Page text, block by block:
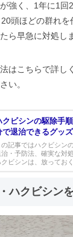
強く、1年に1回
頭ほどの群れを
ら早急に対処し
はこちらで詳し
い。
クビシンの駆除手
で退治できるグッ
の記事ではハクビシン
治・予防法、確実な対
クビシンは、放ってお
害をもたらします。「
ハクビシン